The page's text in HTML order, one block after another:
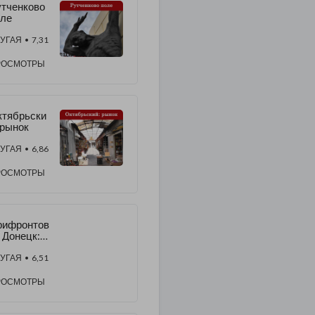
• 7,31
• 6,86
Донецк:
• 6,51